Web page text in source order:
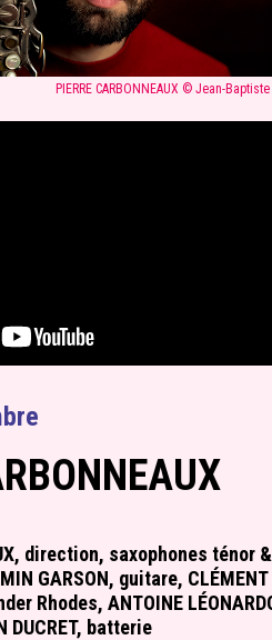
PIERRE CARBONNEAUX © Jean-
direction, saxophones ténor &
GARSON, guitare, CLÉMENT
Rhodes, ANTOINE
DUCRET, batterie